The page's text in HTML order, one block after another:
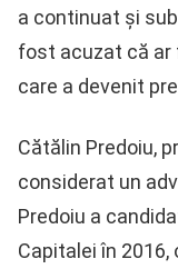
a continuat și
fost acuzat că ar
care a devenit
Cătălin Predoiu,
considerat un
Predoiu a
Capitalei în 2016,